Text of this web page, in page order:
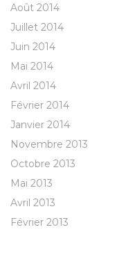
Août 2014
Juillet 2014
Juin 2014
Mai 2014
Avril 2014
Février 2014
Janvier 2014
Novembre 2013
Octobre 2013
Mai 2013
Avril 2013
Février 2013